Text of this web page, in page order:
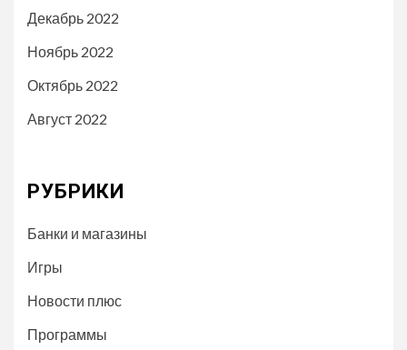
Декабрь 2022
Ноябрь 2022
Октябрь 2022
Август 2022
РУБРИКИ
Банки и магазины
Игры
Новости плюс
Программы